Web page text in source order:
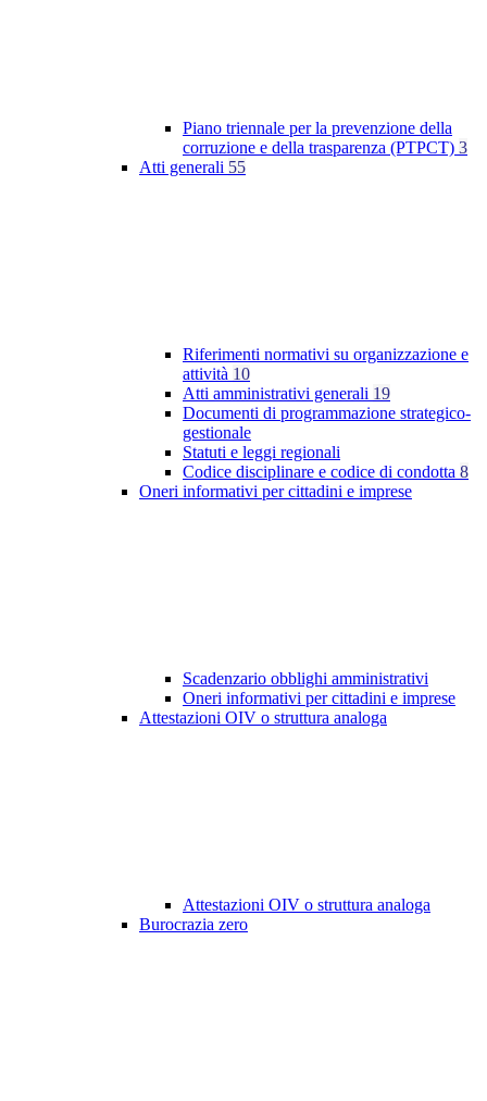
Piano triennale per la prevenzione della
corruzione e della trasparenza (PTPCT) 3
Atti generali 55
Riferimenti normativi su organizzazione e
attività 10
Atti amministrativi generali 19
Documenti di programmazione strategico-
gestionale
Statuti e leggi regionali
Codice disciplinare e codice di condotta 8
Oneri informativi per cittadini e imprese
Scadenzario obblighi amministrativi
Oneri informativi per cittadini e imprese
Attestazioni OIV o struttura analoga
Attestazioni OIV o struttura analoga
Burocrazia zero